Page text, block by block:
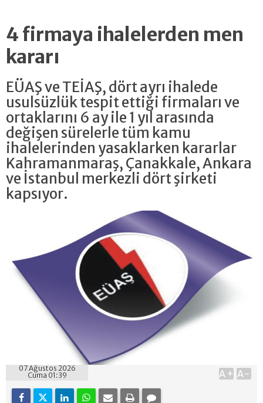
4 firmaya ihalelerden men
kararı
EÜAŞ ve TEİAŞ, dört ayrı ihalede
usulsüzlük tespit ettiği firmaları ve
ortaklarını 6 ay ile 1 yıl arasında
değişen sürelerle tüm kamu
ihalelerinden yasaklarken kararlar
Kahramanmaraş, Çanakkale, Ankara
ve İstanbul merkezli dört şirketi
kapsıyor.
07 Ağustos 2026
Cuma 01:39
A+ A-